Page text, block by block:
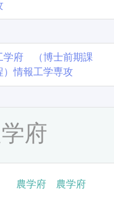
学府 （博士前期課
）情報工学専攻
府
農学府 農学府